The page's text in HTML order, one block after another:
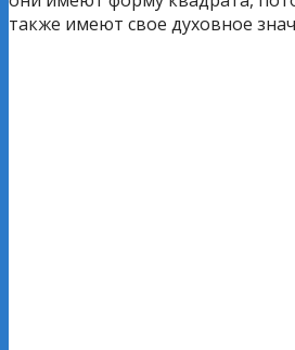
также имеют свое духовное